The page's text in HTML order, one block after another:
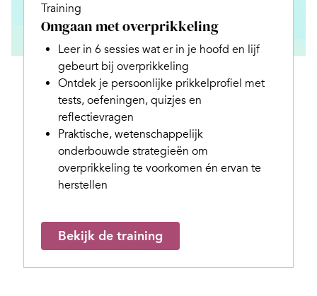
Training
Omgaan met overprikkeling
Leer in 6 sessies wat er in je hoofd en lijf
gebeurt bij overprikkeling
Ontdek je persoonlijke prikkelprofiel met
tests, oefeningen, quizjes en
reflectievragen
Praktische, wetenschappelijk
onderbouwde strategieën om
overprikkeling te voorkomen én ervan te
herstellen
Bekijk de training